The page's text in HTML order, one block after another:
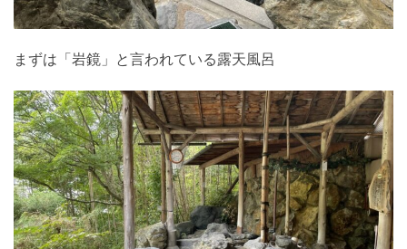
まずは「岩鏡」と言われている露天風呂